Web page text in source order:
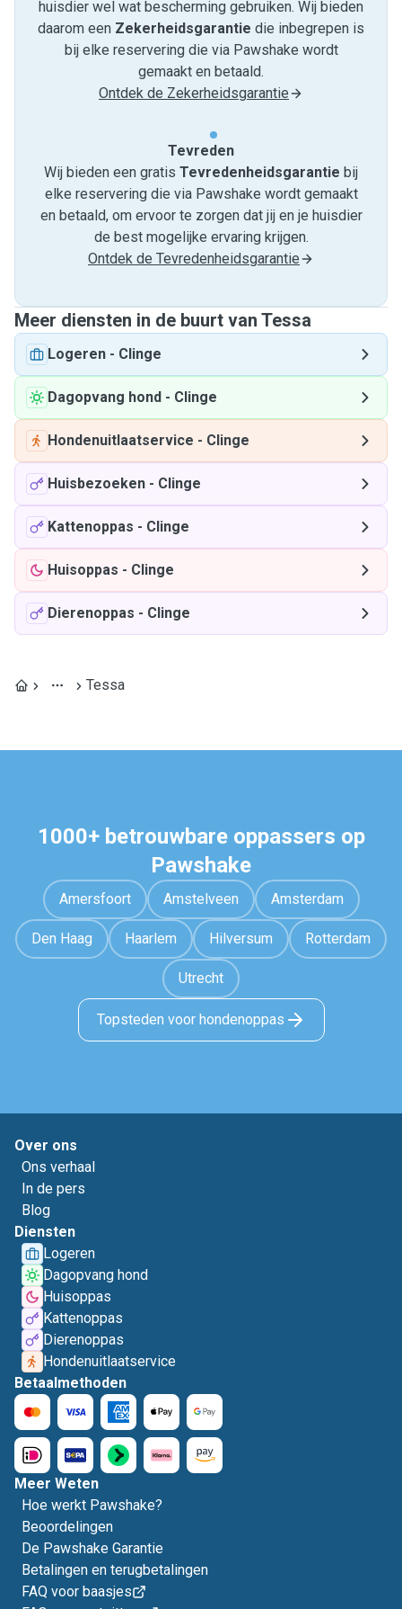
huisdier wel wat bescherming gebruiken. Wij bieden
daarom een Zekerheidsgarantie die inbegrepen is
bij elke reservering die via Pawshake wordt
gemaakt en betaald.
Ontdek de Zekerheidsgarantie
Tevreden
Wij bieden een gratis Tevredenheids­garantie bij
elke reservering die via Pawshake wordt gemaakt
en betaald, om ervoor te zorgen dat jij en je huisdier
de best mogelijke ervaring krijgen.
Ontdek de Tevredenheidsgarantie
Meer diensten in de buurt van Tessa
Logeren - Clinge
Dagopvang hond - Clinge
Hondenuitlaatservice - Clinge
Huisbezoeken - Clinge
Kattenoppas - Clinge
Huisoppas - Clinge
Dierenoppas - Clinge
Tessa
1000+ betrouwbare oppassers op
Pawshake
Amersfoort Amstelveen Amsterdam
Den Haag Haarlem Hilversum Rotterdam
Utrecht
Topsteden voor hondenoppas
Over ons
Ons verhaal
In de pers
Blog
Diensten
Logeren
Dagopvang hond
Huisoppas
Kattenoppas
Dierenoppas
Hondenuitlaatservice
Betaalmethoden
Meer Weten
Hoe werkt Pawshake?
Beoordelingen
De Pawshake Garantie
Betalingen en terugbetalingen
FAQ voor baasjes